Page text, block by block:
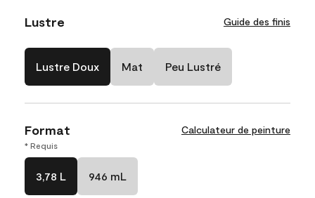
Lustre Guide des finis
Lustre Doux Mat Peu Lustré
Format Calculateur de peinture
* Requis
3,78 L 946 mL